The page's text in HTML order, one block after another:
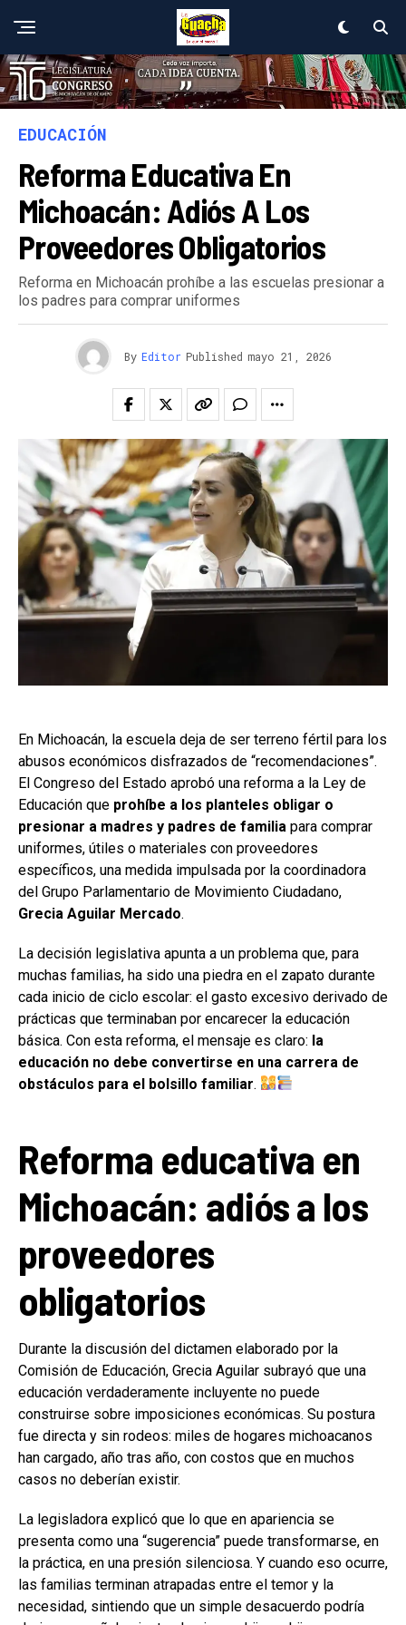
EDUCACIÓN
Reforma Educativa En
Michoacán: Adiós A Los
Proveedores Obligatorios
Reforma en Michoacán prohíbe a las escuelas presionar a
los padres para comprar uniformes
By Editor Published mayo 21, 2026
En Michoacán, la escuela deja de ser terreno fértil para los
abusos económicos disfrazados de “recomendaciones”.
El Congreso del Estado aprobó una reforma a la Ley de
Educación que prohíbe a los planteles obligar o
presionar a madres y padres de familia para comprar
uniformes, útiles o materiales con proveedores
específicos, una medida impulsada por la coordinadora
del Grupo Parlamentario de Movimiento Ciudadano,
Grecia Aguilar Mercado.
La decisión legislativa apunta a un problema que, para
muchas familias, ha sido una piedra en el zapato durante
cada inicio de ciclo escolar: el gasto excesivo derivado de
prácticas que terminaban por encarecer la educación
básica. Con esta reforma, el mensaje es claro: la
educación no debe convertirse en una carrera de
obstáculos para el bolsillo familiar.
Reforma educativa en
Michoacán: adiós a los
proveedores
obligatorios
Durante la discusión del dictamen elaborado por la
Comisión de Educación, Grecia Aguilar subrayó que una
educación verdaderamente incluyente no puede
construirse sobre imposiciones económicas. Su postura
fue directa y sin rodeos: miles de hogares michoacanos
han cargado, año tras año, con costos que en muchos
casos no deberían existir.
La legisladora explicó que lo que en apariencia se
presenta como una “sugerencia” puede transformarse, en
la práctica, en una presión silenciosa. Y cuando eso ocurre,
las familias terminan atrapadas entre el temor y la
necesidad, sintiendo que un simple desacuerdo podría